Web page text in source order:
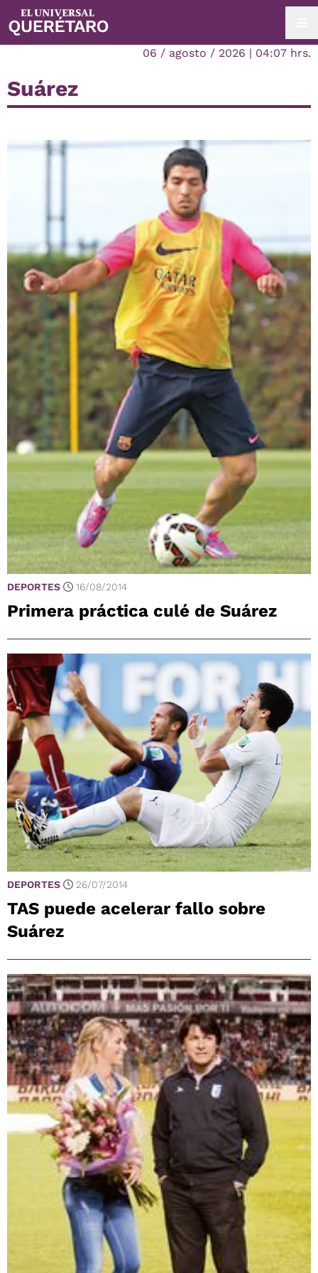
06 / agosto / 2026 | 04:07 hrs.
Suárez
DEPORTES 16/08/2014
Primera práctica culé de Suárez
DEPORTES 26/07/2014
TAS puede acelerar fallo sobre
Suárez